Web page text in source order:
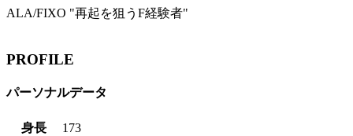
ALA/FIXO "再起を狙うF経験者"
PROFILE
パーソナルデータ
身長
173